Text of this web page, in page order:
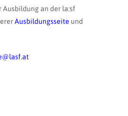
an der la:sf
Ausbildungsseite und